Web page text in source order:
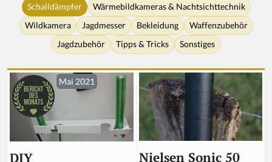
Schalldämpfer
Wärmebildkameras & Nachtsichttechnik
Wildkamera
Jagdmesser Bekleidung
Waffenzubehör
Jagdzubehör
Tipps & Tricks Sonstiges
Mai 2021
DIY
Nielsen Sonic 50